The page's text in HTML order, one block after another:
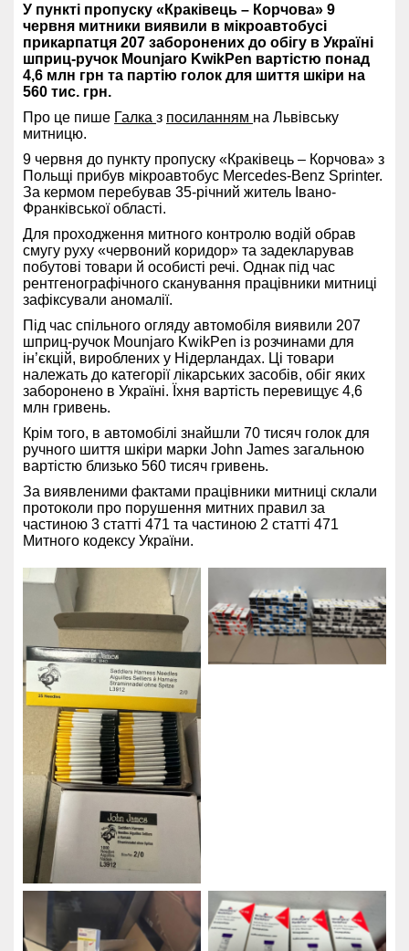
У пункті пропуску «Краківець – Корчова» 9
червня митники виявили в мікроавтобусі
прикарпатця 207 заборонених до обігу в Україні
шприц-ручок Mounjaro KwikPen вартістю понад
4,6 млн грн та партію голок для шиття шкіри на
560 тис. грн.
Про це пише Галка з посиланням на Львівську
митницю.
9 червня до пункту пропуску «Краківець – Корчова» з
Польщі прибув мікроавтобус Mercedes-Benz Sprinter.
За кермом перебував 35-річний житель Івано-
Франківської області.
Для проходження митного контролю водій обрав
смугу руху «червоний коридор» та задекларував
побутові товари й особисті речі. Однак під час
рентгенографічного сканування працівники митниці
зафіксували аномалії.
Під час спільного огляду автомобіля виявили 207
шприц-ручок Mounjaro KwikPen із розчинами для
ін’єкцій, вироблених у Нідерландах. Ці товари
належать до категорії лікарських засобів, обіг яких
заборонено в Україні. Їхня вартість перевищує 4,6
млн гривень.
Крім того, в автомобілі знайшли 70 тисяч голок для
ручного шиття шкіри марки John James загальною
вартістю близько 560 тисяч гривень.
За виявленими фактами працівники митниці склали
протоколи про порушення митних правил за
частиною 3 статті 471 та частиною 2 статті 471
Митного кодексу України.